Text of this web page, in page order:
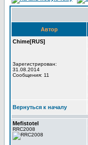
Автор
Chime[RUS]
Зарегистрирован:
31.08.2014
Сообщения: 11
Вернуться к началу
Mefistotel
RRC2008